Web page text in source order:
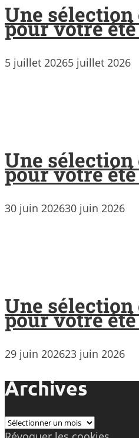
Une sélection
pour votre
5 juillet 20265 juillet 2026
Une sélection
pour votre
30 juin 202630 juin 2026
Une sélection
pour votre
29 juin 202623 juin 2026
Archives
Archives